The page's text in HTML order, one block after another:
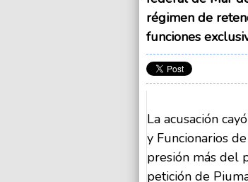
régimen de
funciones
La acusación
y Funcionarios
presión más del
petición de